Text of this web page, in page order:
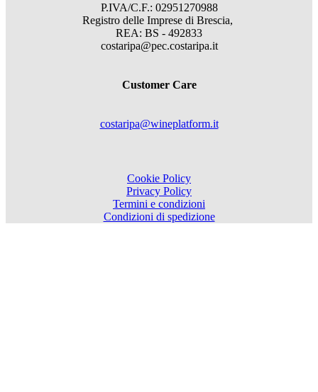
P.IVA/C.F.: 02951270988
Registro delle Imprese di Brescia,
REA: BS - 492833
costaripa@pec.costaripa.it
Customer Care
costaripa@wineplatform.it
Cookie Policy
Privacy Policy
Termini e condizioni
Condizioni di spedizione